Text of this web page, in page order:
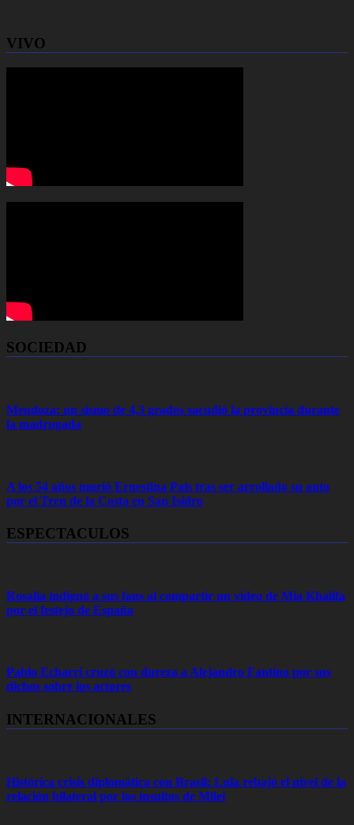
VIVO
SOCIEDAD
Mendoza: un sismo de 4,3 grados sacudió la provincia durante
la madrugada
A los 54 años murió Ernestina Pais tras ser arrollado su auto
por el Tren de la Costa en San Isidro
ESPECTACULOS
Rosalía indignó a sus fans al compartir un video de Mia Khalifa
por el festejo de España
Pablo Echarri cruzó con dureza a Alejandro Fantino por sus
dichos sobre los actores
INTERNACIONALES
Histórica crisis diplomática con Brasil: Lula rebajó el nivel de la
relación bilateral por los insultos de Milei